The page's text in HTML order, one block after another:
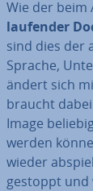
Wie der beim
laufender
sind dies der
Sprache,
ändert sich
braucht
Image
werden
wieder
gestoppt und